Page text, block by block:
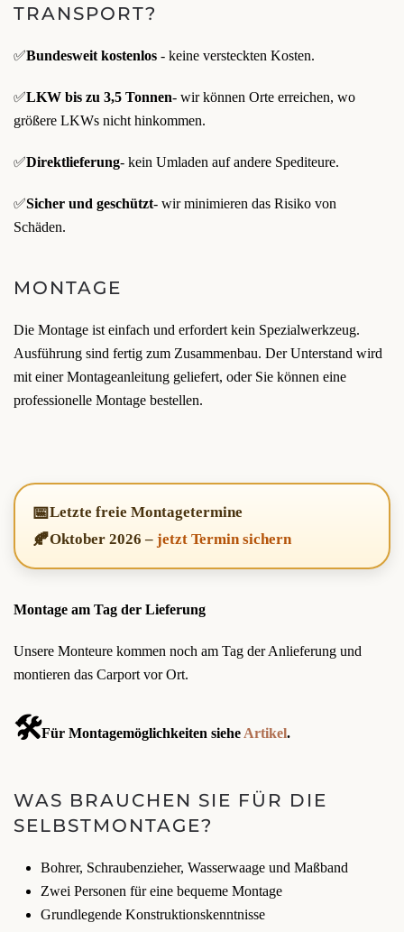
TRANSPORT?
✅Bundesweit kostenlos - keine versteckten Kosten.
✅LKW bis zu 3,5 Tonnen- wir können Orte erreichen, wo
größere LKWs nicht hinkommen.
✅Direktlieferung- kein Umladen auf andere Spediteure.
✅Sicher und geschützt- wir minimieren das Risiko von
Schäden.
MONTAGE
Die Montage ist einfach und erfordert kein Spezialwerkzeug.
Ausführung sind fertig zum Zusammenbau. Der Unterstand wird
mit einer Montageanleitung geliefert, oder Sie können eine
professionelle Montage bestellen.
📅Letzte freie Montagetermine
🍂Oktober 2026 – jetzt Termin sichern
Montage am Tag der Lieferung
Unsere Monteure kommen noch am Tag der Anlieferung und
montieren das Carport vor Ort.
🛠️Für Montagemöglichkeiten siehe Artikel.
WAS BRAUCHEN SIE FÜR DIE
SELBSTMONTAGE?
Bohrer, Schraubenzieher, Wasserwaage und Maßband
Zwei Personen für eine bequeme Montage
Grundlegende Konstruktionskenntnisse